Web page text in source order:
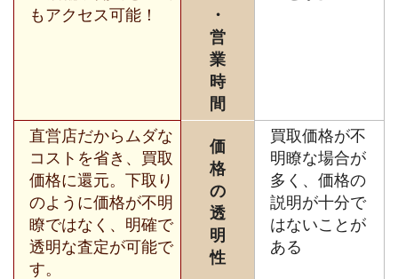
もアクセス可能！
・
営
業
時
間
直営店だからムダな
コストを省き、買取
価格に還元。下取り
のように価格が不明
瞭ではなく、明確で
透明な査定が可能で
す。
価
格
の
透
明
性
買取価格が不
明瞭な場合が
多く、価格の
説明が十分で
はないことが
ある